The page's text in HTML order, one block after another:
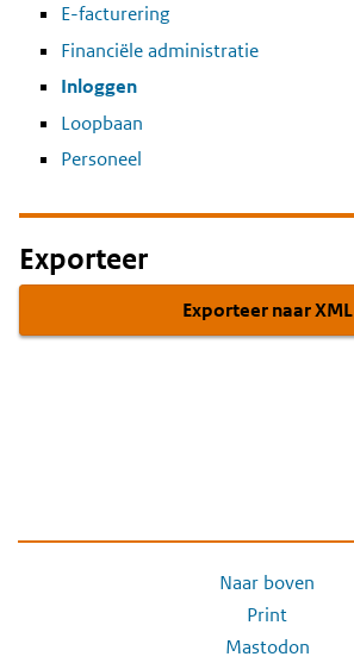
E-facturering
Financiële administratie
Inloggen
Loopbaan
Personeel
Exporteer
Exporteer naar XML
Naar boven
Print
Mastodon